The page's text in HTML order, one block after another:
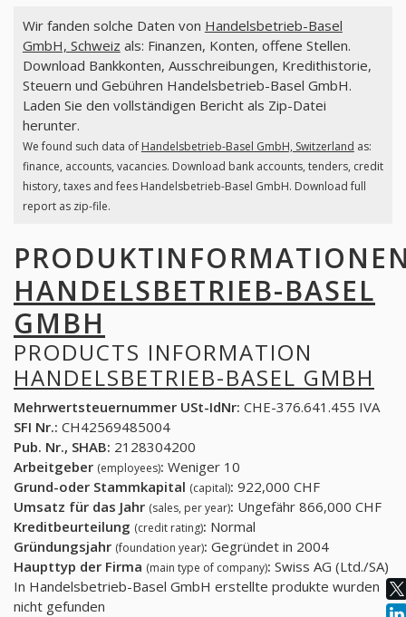
Wir fanden solche Daten von Handelsbetrieb-Basel
GmbH, Schweiz als: Finanzen, Konten, offene Stellen.
Download Bankkonten, Ausschreibungen, Kredithistorie,
Steuern und Gebühren Handelsbetrieb-Basel GmbH.
Laden Sie den vollständigen Bericht als Zip-Datei
herunter.
We found such data of Handelsbetrieb-Basel GmbH, Switzerland as:
finance, accounts, vacancies. Download bank accounts, tenders, credit
history, taxes and fees Handelsbetrieb-Basel GmbH. Download full
report as zip-file.
HANDELSBETRIEB-BASEL
GMBH
PRODUCTS INFORMATION
HANDELSBETRIEB-BASEL GMBH
Mehrwertsteuernummer USt-IdNr: CHE-376.641.455 IVA
SFI Nr.: CH42569485004
Pub. Nr., SHAB: 2128304200
Arbeitgeber (employees): Weniger 10
Grund-oder Stammkapital (capital): 922,000 CHF
Umsatz für das Jahr (sales, per year): Ungefähr 866,000 CHF
Kreditbeurteilung (credit rating): Normal
Gründungsjahr (foundation year): Gegründet in 2004
Haupttyp der Firma (main type of company): Swiss AG (Ltd./SA)
In Handelsbetrieb-Basel GmbH erstellte produkte wurden
nicht gefunden